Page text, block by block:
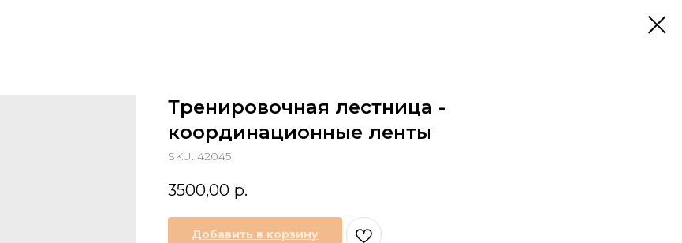
Тренировочная лестница -
координационные ленты
SKU: 42045
3500,00 р.
Добавить в корзину